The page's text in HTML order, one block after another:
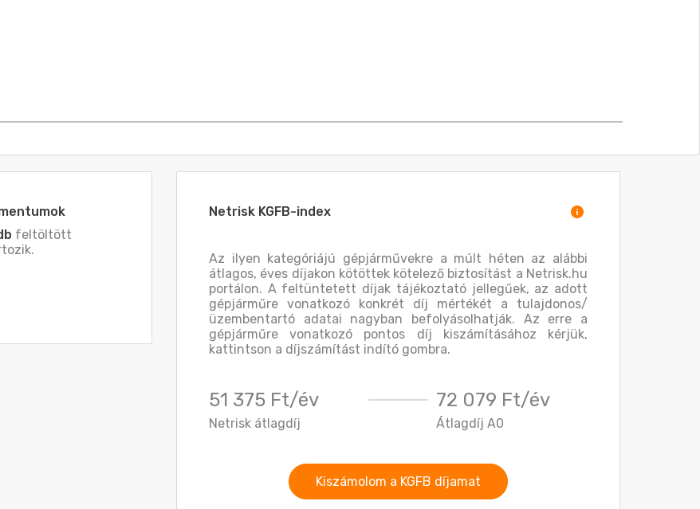
feltöltött
Netrisk KGFB-index
Az ilyen kategóriájú gépjárművekre a múlt héten az alábbi
átlagos, éves díjakon kötöttek kötelező biztosítást a Netrisk.hu
portálon. A feltüntetett díjak tájékoztató jellegűek, az adott
gépjárműre vonatkozó konkrét díj mértékét a tulajdonos/
üzembentartó adatai nagyban befolyásolhatják. Az erre a
gépjárműre vonatkozó pontos díj kiszámításához kérjük,
kattintson a díjszámítást indító gombra.
51 375 Ft/év
Netrisk átlagdíj
72 079 Ft/év
Átlagdíj A0
Kiszámolom a KGFB díjamat